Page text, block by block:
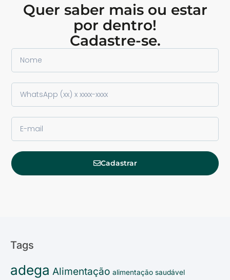
Quer saber mais ou estar
por dentro!
Cadastre-se.
Cadastrar
Tags
adega Alimentação alimentação saudável